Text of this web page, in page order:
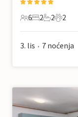
6 Gosti
6
2 Spavaće sobe
2
2
2
2
2
3. lis • 7 noćenja